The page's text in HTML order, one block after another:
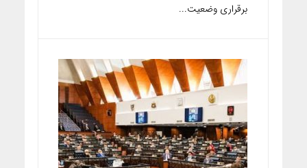
برقراری وضعیت...